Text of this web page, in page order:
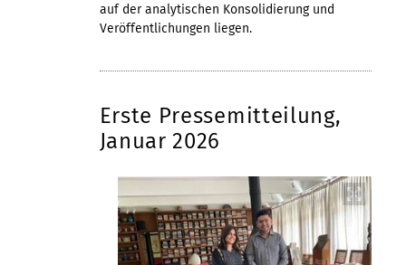
auf der analytischen Konsolidierung und
Veröffentlichungen liegen.
Erste Pressemitteilung,
Januar 2026